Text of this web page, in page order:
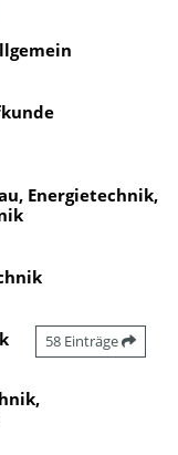
Energietechnik,
58 Einträge